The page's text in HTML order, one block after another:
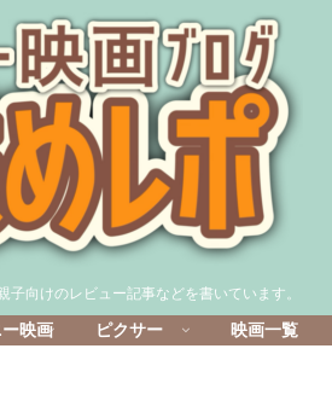
子向けのレビュー記事などを書いています。
映画 ピクサー 映画一覧